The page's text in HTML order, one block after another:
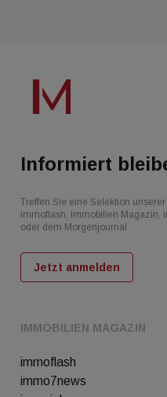
IMMOBILIEN MAGAZIN
immoflash
immo7news
Informiert
Treffen Sie eine Selektion
immoflash, Immobilien Magazin,
oder dem Morgenjournal
Jetzt anmelden